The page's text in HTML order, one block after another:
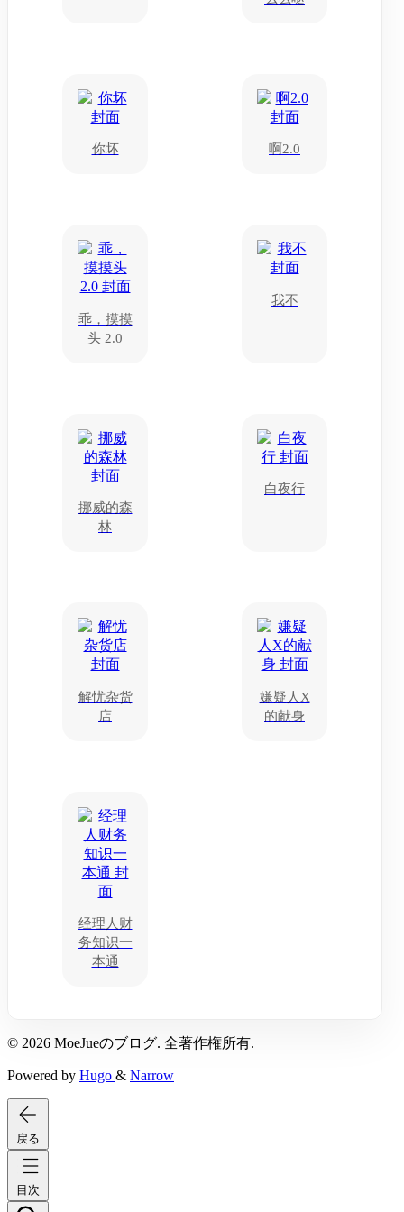
你坏 啊2.0
乖，摸摸
头 2.0
我不
挪威的森
林
白夜行
解忧杂货
店
嫌疑人X
的献身
经理人财
务知识一
本通
© 2026 MoeJueのブログ. 全著作権所有.
Powered by Hugo & Narrow
戻る
目次